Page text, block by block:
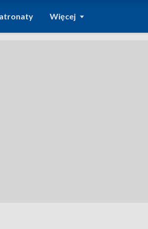
Więcej